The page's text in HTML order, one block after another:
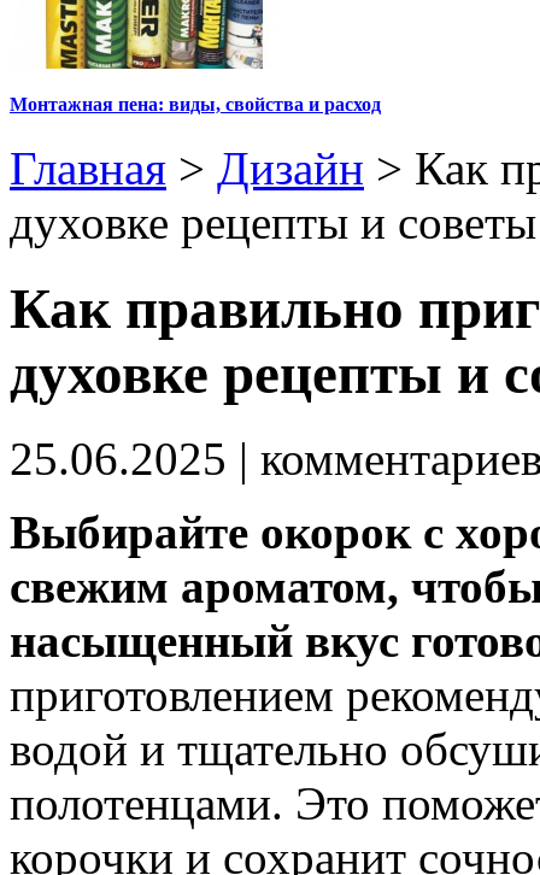
Монтажная пена: виды, свойства и расход
Главная > Дизайн > Как
духовке рецепты и советы
Как правильно
духовке рецепты и
25.06.2025 |
Выбирайте окорок с
свежим ароматом,
насыщенный вкус
приготовлением
водой и тщательно
полотенцами. Это
корочки и сохранит